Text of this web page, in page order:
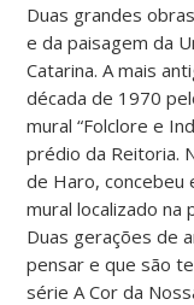
Duas grandes
e da paisagem da
Catarina. A mais
década de ​1970​
mural “Folclore e
prédio da Reitoria.
de Haro, concebeu
mural localizado
Duas gerações de
pensar e que são
série A Cor da